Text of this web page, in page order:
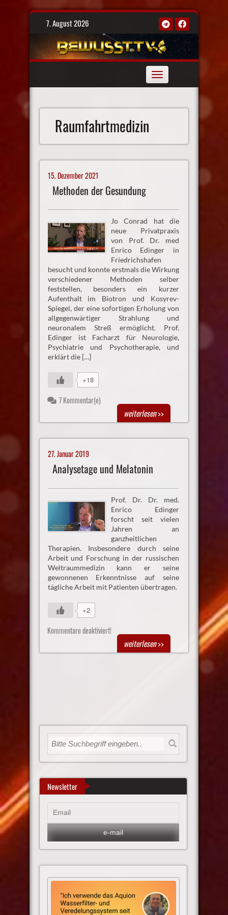
Skip
7. August 2026
Toggle
navigation
Raumfahrtmedizin
15. Dezember 2021
Methoden der Gesundung
Jo Conrad hat die
neue Privatpraxis
von Prof. Dr. med
Enrico Edinger in
Friedrichshafen
besucht und konnte erstmals die Wirkung
verschiedener Methoden selber
feststellen, besonders ein kurzer
Aufenthalt im Biotron und Kosyrev-
Spiegel, der eine sofortigen Erholung von
allgegenwärtiger Strahlung und
neuronalem Streß ermöglicht. Prof.
Edinger ist Facharzt für Neurologie,
Psychiatrie und Psychotherapie, und
erklärt die […]
+18
7 Kommentar(e)
weiterlesen>>
27. Januar 2019
Analysetage und Melatonin
Prof. Dr. Dr. med.
Enrico Edinger
forscht seit vielen
Jahren an
ganzheitlichen
Therapien. Insbesondere durch seine
Arbeit und Forschung in der russischen
Weltraummedizin kann er seine
gewonnenen Erkenntnisse auf seine
tägliche Arbeit mit Patienten übertragen.
+2
Kommentare deaktiviert!
weiterlesen>>
Newsletter